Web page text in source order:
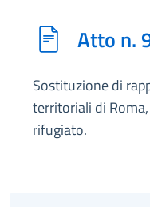
Atto n.
Sostituzione di
territoriali di
rifugiato.